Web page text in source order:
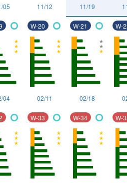
05 11/12 11/19
04
W-20
02/11
W-21
02/18
W-
W-33 W-34 W-